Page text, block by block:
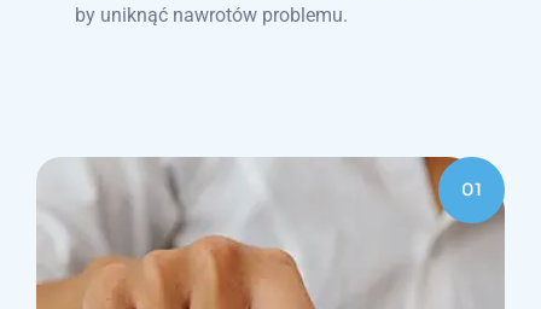
by uniknąć nawrotów problemu.
01